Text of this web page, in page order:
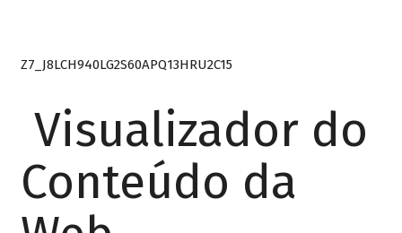
Z7_J8LCH940LG2S60APQ13HRU2C15
Visualizador do
Conteúdo da